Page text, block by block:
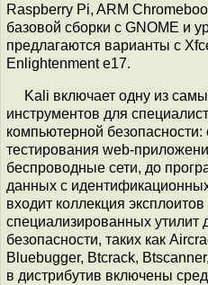
Raspberry Pi, ARM
базовой сборки с GNOME и
предлагаются варианты с
Enlightenment e17.
Kali включает одну из
инструментов для
компьютерной безопасности:
тестирования web-
беспроводные сети, до
данных с
входит коллекция
специализированных утилит
безопасности, таких как
Bluebugger, Btcrack,
в дистрибутив включены